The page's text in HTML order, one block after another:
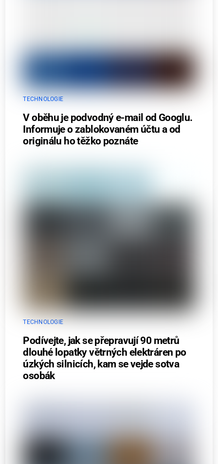
TECHNOLOGIE
V oběhu je podvodný e-mail od Googlu.
Informuje o zablokovaném účtu a od
originálu ho těžko poznáte
TECHNOLOGIE
Podívejte, jak se přepravují 90 metrů
dlouhé lopatky větrných elektráren po
úzkých silnicích, kam se vejde sotva
osobák